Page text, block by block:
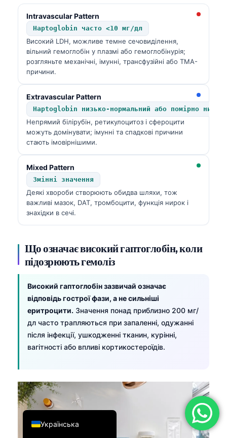
Intravascular Pattern
Haptoglobin часто <10 мг/дл
Високий LDH, можливе темне сечовиділення,
вільний гемоглобін у плазмі або гемоглобінурія;
розгляньте механічні, імунні, трансфузійні або TMA-
причини.
Extravascular Pattern
Haptoglobin низько-нормальний або помірно
Непрямий білірубін, ретикулоцитоз і сфероцити
можуть домінувати; імунні та спадкові причини
стають імовірнішими.
Mixed Pattern
Змінні значення
Деякі хвороби створюють обидва шляхи, тож
важливі мазок, DAT, тромбоцити, функція нирок і
знахідки в сечі.
Що означає високий гаптоглобін, коли
підозрюють гемоліз
Високий гаптоглобін зазвичай означає
відповідь гострої фази, а не сильніші
еритроцити. Значення понад приблизно 200 мг/
дл часто трапляються при запаленні, одужанні
після інфекції, ушкодженні тканин, курінні,
вагітності або впливі кортикостероїдів.
Українська
English
Deutsch
עִבְרִית
Italiano
Português
简体中文
فارسی
Български
Dansk
Nederlands
हिन्दी
Bahasa Indonesia
Հայերեն
Српски језик
Svenska
Bosanski
Azərbaycan dili
Eesti